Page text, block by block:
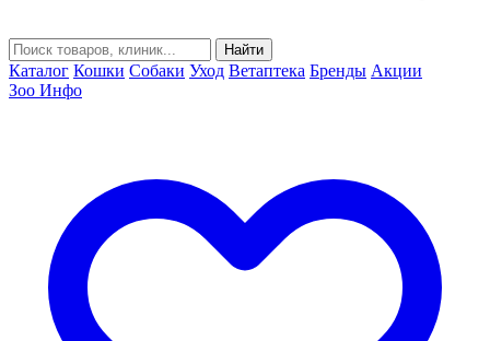
Найти
Каталог Кошки Собаки Уход Ветаптека Бренды Акции
Зоо Инфо